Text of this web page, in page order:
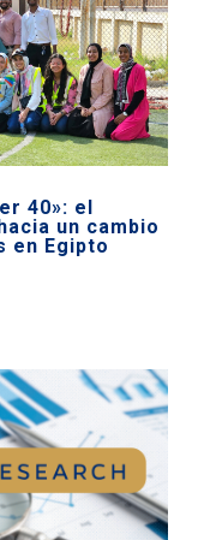
40»: el
un cambio
en Egipto